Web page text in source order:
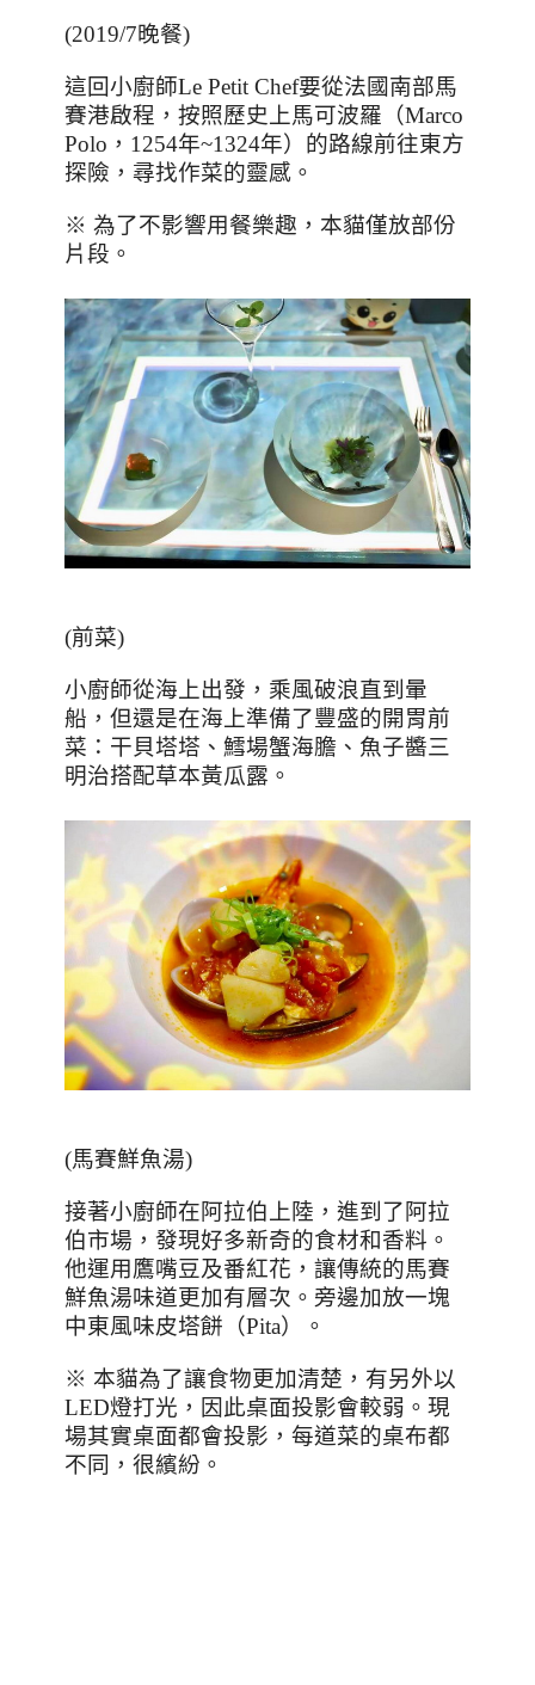
(2019/7晚餐)
這回小廚師Le Petit Chef要從法國南部馬
賽港啟程，按照歷史上馬可波羅（Marco
Polo ， 1254年~1324年）的路線前往東方
探險，尋找作菜的靈感。
※ 為了不影響用餐樂趣，本貓僅放部份
片段。
(前菜)
小廚師從海上出發，乘風破浪直到暈
船，但還是在海上準備了豐盛的開胃前
菜：干貝塔塔、鱈場蟹海膽、魚子醬三
明治搭配草本黃瓜露。
(馬賽鮮魚湯)
接著小廚師在阿拉伯上陸，進到了阿拉
伯市場，發現好多新奇的食材和香料。
他運用鷹嘴豆及番紅花，讓傳統的馬賽
鮮魚湯味道更加有層次。旁邊加放一塊
中東風味皮塔餅（Pita）。
※ 本貓為了讓食物更加清楚，有另外以
LED燈打光，因此桌面投影會較弱。現
場其實桌面都會投影，每道菜的桌布都
不同，很繽紛。